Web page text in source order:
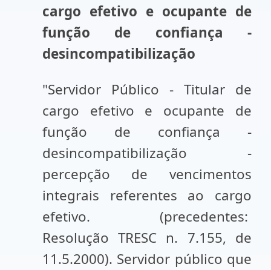
cargo efetivo e ocupante de
função de confiança -
desincompatibilização
"Servidor Público - Titular de
cargo efetivo e ocupante de
função de confiança -
desincompatibilização -
percepção de vencimentos
integrais referentes ao cargo
efetivo. (precedentes:
Resolução TRESC n. 7.155, de
11.5.2000). Servidor público que